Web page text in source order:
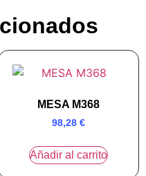
MESA M368
98,28 €
Añadir al carrito